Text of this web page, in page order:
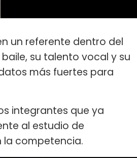
un referente dentro del
su talento vocal y su
más fuertes para
integrantes que ya
al estudio de
la competencia.